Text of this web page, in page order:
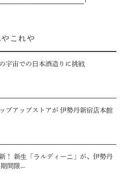
やこれや
宇宙での日本酒造りに挑戦
プアップストアが 伊勢丹新宿店本館
！ 新生「ラルディーニ」が、伊勢丹
間限...